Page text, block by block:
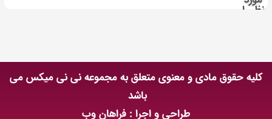
نظر را
کلیه حقوق مادی و معنوی متعلق به مجموعه نی نی میکس می
باشد
طراحی و اجرا : فراهان وب